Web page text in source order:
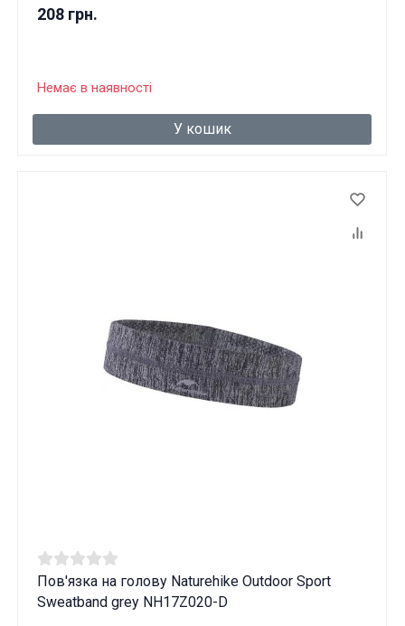
208 грн.
Немає в наявності
У кошик
Пов'язка на голову Naturehike Outdoor Sport
Sweatband grey NH17Z020-D